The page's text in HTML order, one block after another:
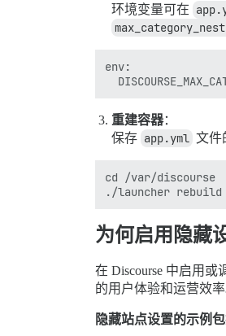
环境变量可在
env:
重建容器：
保存 app.yml 文件
cd /var/discourse
为何启用隐藏
在 Discourse 中启用
的用户体验和运营效率
隐藏站点设置的示例包